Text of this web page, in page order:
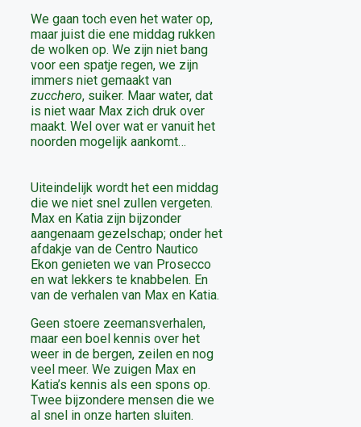
We gaan toch even het water op,
maar juist die ene middag rukken
de wolken op. We zijn niet bang
voor een spatje regen, we zijn
immers niet gemaakt van
zucchero, suiker. Maar water, dat
is niet waar Max zich druk over
maakt. Wel over wat er vanuit het
noorden mogelijk aankomt…
Uiteindelijk wordt het een middag
die we niet snel zullen vergeten.
Max en Katia zijn bijzonder
aangenaam gezelschap; onder het
afdakje van de Centro Nautico
Ekon genieten we van Prosecco
en wat lekkers te knabbelen. En
van de verhalen van Max en Katia.
Geen stoere zeemansverhalen,
maar een boel kennis over het
weer in de bergen, zeilen en nog
veel meer. We zuigen Max en
Katia’s kennis als een spons op.
Twee bijzondere mensen die we
al snel in onze harten sluiten.